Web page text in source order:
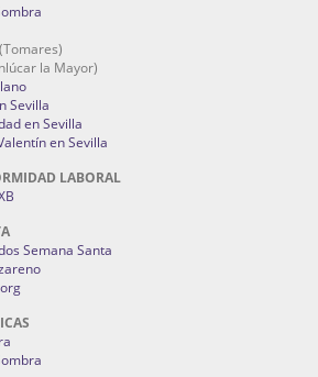
(Tomares)
la Mayor)
Sevilla
en Sevilla
en Sevilla
LABORAL
Semana Santa